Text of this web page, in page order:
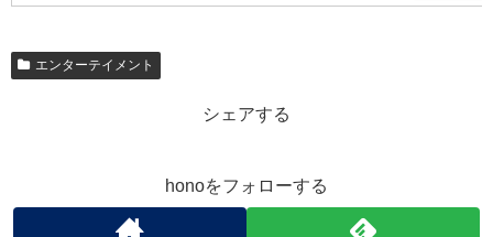
エンターテイメント
シェアする
honoをフォローする